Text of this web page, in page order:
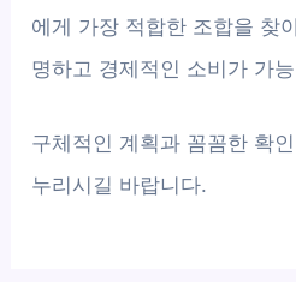
에게 가장 적합한 조합을 찾
명하고 경제적인 소비가 가
구체적인 계획과 꼼꼼한 확
누리시길 바랍니다.